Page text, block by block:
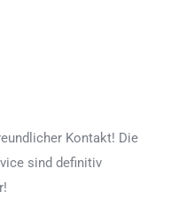
Kontakt! Die
sind definitiv